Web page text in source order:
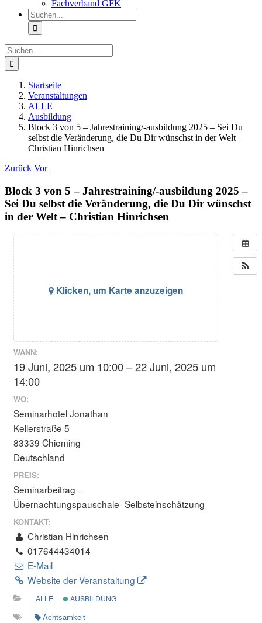
Fachverband GFK
Suche
nach:
Suche
nach:
Startseite
Veranstaltungen
ALLE
Ausbildung
Block 3 von 5 – Jahrestraining/-ausbildung 2025 – Sei Du
selbst die Veränderung, die Du Dir wünschst in der Welt –
Christian Hinrichsen
Zurück Vor
Block 3 von 5 – Jahrestraining/-ausbildung 2025 –
Sei Du selbst die Veränderung, die Du Dir wünschst
in der Welt – Christian Hinrichsen
Klicken, um Karte anzuzeigen
WANN:
19 Juni, 2025 um 10:00 – 22 Juni, 2025 um
14:00
WO:
Seminarhotel Jonathan
Kellerstraße 5
83339 Chieming
Deutschland
PREIS:
Seminarbeitrag =
Übernachtungspauschale+Selbsteinschätzung
KONTAKT:
Christian Hinrichsen
017644434014
E-Mail
Website der Veranstaltung
ALLE AUSBILDUNG
Achtsamkeit